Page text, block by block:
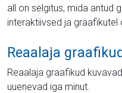
all on selgitus, mida antud
interaktiivsed ja graafikutel
Reaalaja
Reaalaja graafikud
uuenevad iga minut.